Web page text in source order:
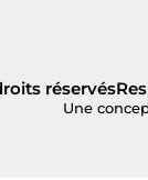
réservés
Une